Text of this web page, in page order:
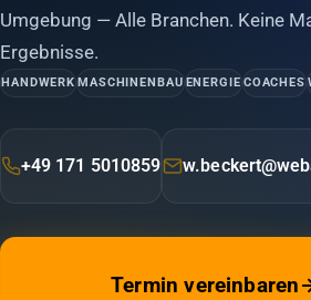
Umgebung — Alle Branchen. Keine
Ergebnisse.
HANDWERK MASCHINENBAU ENERGIE COACHES
+49 171 5010859
Termin vereinbaren